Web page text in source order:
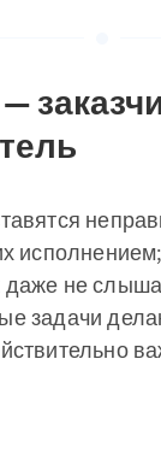
даже не
задачи